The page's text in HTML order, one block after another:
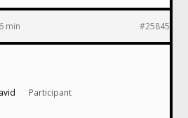
min #25845
Participant